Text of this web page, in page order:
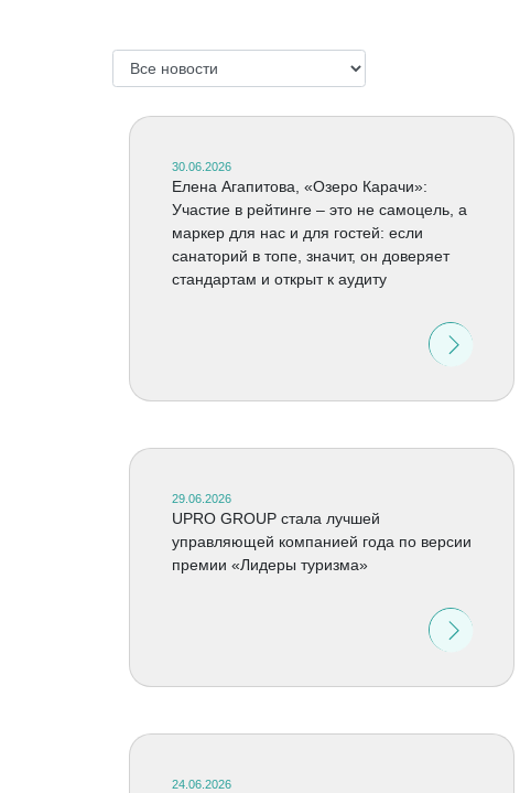
30.06.2026
Елена Агапитова, «Озеро Карачи»:
Участие в рейтинге – это не самоцель, а
маркер для нас и для гостей: если
санаторий в топе, значит, он доверяет
стандартам и открыт к аудиту
29.06.2026
UPRO GROUP стала лучшей
управляющей компанией года по версии
премии «Лидеры туризма»
24.06.2026